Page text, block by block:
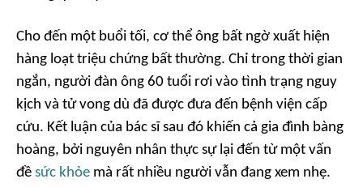
Cho đến một buổi tối, cơ thể ông bất ngờ xuất hiện
hàng loạt triệu chứng bất thường. Chỉ trong thời gian
ngắn, người đàn ông 60 tuổi rơi vào tình trạng nguy
kịch và tử vong dù đã được đưa đến bệnh viện cấp
cứu. Kết luận của bác sĩ sau đó khiến cả gia đình bàng
hoàng, bởi nguyên nhân thực sự lại đến từ một vấn
đề sức khỏe mà rất nhiều người vẫn đang xem nhẹ.